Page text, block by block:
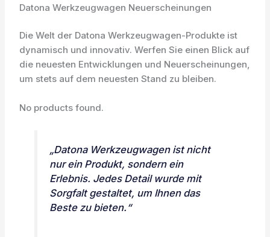
Datona Werkzeugwagen Neuerscheinungen
Die Welt der Datona Werkzeugwagen-Produkte ist
dynamisch und innovativ. Werfen Sie einen Blick auf
die neuesten Entwicklungen und Neuerscheinungen,
um stets auf dem neuesten Stand zu bleiben.
No products found.
„Datona Werkzeugwagen ist nicht
nur ein Produkt, sondern ein
Erlebnis. Jedes Detail wurde mit
Sorgfalt gestaltet, um Ihnen das
Beste zu bieten.“